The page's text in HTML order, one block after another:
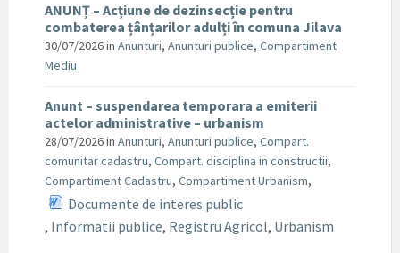
ANUNȚ – Acțiune de dezinsecție pentru
combaterea țânțarilor adulți în comuna Jilava
30/07/2026in Anunturi, Anunturi publice, Compartiment
Mediu
Anunt – suspendarea temporara a emiterii
actelor administrative – urbanism
28/07/2026in Anunturi, Anunturi publice, Compart.
comunitar cadastru, Compart. disciplina in constructii,
Compartiment Cadastru, Compartiment Urbanism,
Documente de interes public
, Informatii publice, Registru Agricol, Urbanism